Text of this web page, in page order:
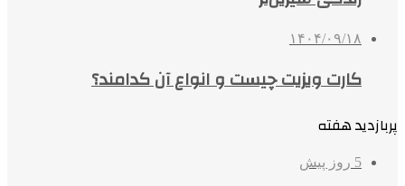
۱۴۰۴/۰۹/۱۸
کارت ویزیت چیست و انواع آن کدامند؟
پربازدید هفته
5 روز پیش